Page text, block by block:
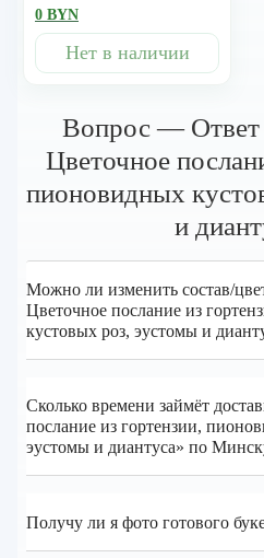
роз, эустомы и диантуса
0 BYN
Нет в наличии
Вопрос — Ответ
Цветочное
пионовидных
и
Можно ли изменить состав/
Цветочное послание из
кустовых роз, эустомы и
Сколько времени займёт
послание из гортензии,
эустомы и диантуса» по
Получу ли я фото готового